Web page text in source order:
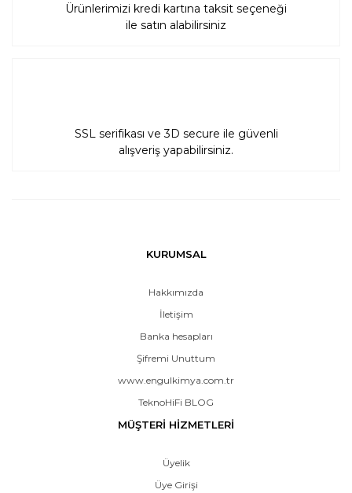
Ürünlerimizi kredi kartına taksit seçeneği
ile satın alabilirsiniz
SSL serifikası ve 3D secure ile güvenli
alışveriş yapabilirsiniz.
KURUMSAL
Hakkımızda
İletişim
Banka hesapları
Şifremi Unuttum
www.engulkimya.com.tr
TeknoHiFi BLOG
MÜŞTERİ HİZMETLERİ
Üyelik
Üye Girişi